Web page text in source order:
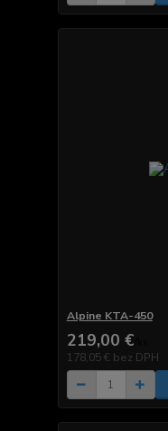
Alpine KTA-450
219,00 €
178,05 € bez DPH